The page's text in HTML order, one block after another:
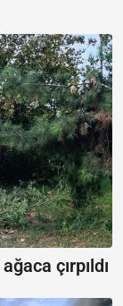
çırpıldı